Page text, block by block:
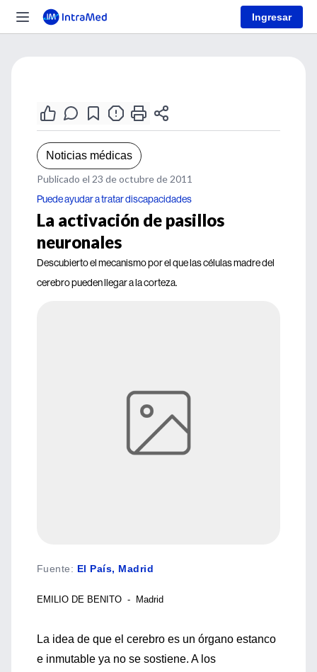
Ingresar
Noticias médicas
Publicado el 23 de octubre de 2011
Puede ayudar a tratar discapacidades
La activación de pasillos
neuronales
Descubierto el mecanismo por el que las células madre del
cerebro pueden llegar a la corteza.
Fuente: El País, Madrid
EMILIO DE BENITO - Madrid
La idea de que el cerebro es un órgano estanco
e inmutable ya no se sostiene. A los